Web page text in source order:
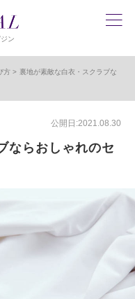
ン
方
裏地が素敵な白衣・スクラブな
公開日:2021.08.30
ならおしゃれのセ